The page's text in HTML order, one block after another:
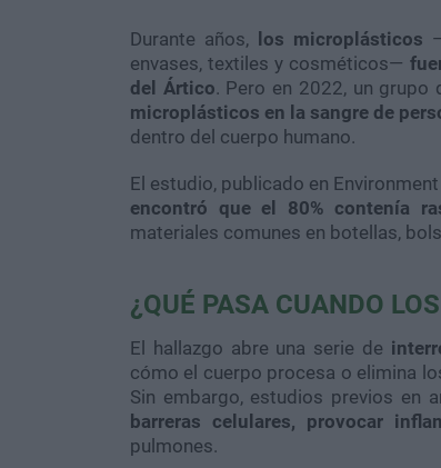
Durante años, los microplásticos
envases, textiles y cosméticos—
del Ártico. Pero en 2022, un grupo
microplásticos en la sangre de
dentro del cuerpo humano.
El estudio, publicado en
encontró que el 80% contenía
materiales comunes en botellas,
¿QUÉ PASA CUANDO
El hallazgo abre una serie de
cómo el cuerpo procesa o elimina
Sin embargo, estudios previos en
barreras celulares, provocar
pulmones.